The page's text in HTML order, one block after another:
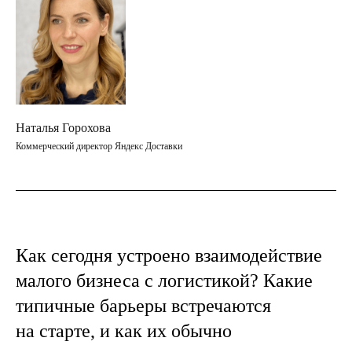
Наталья Горохова
Коммерческий директор Яндекс Доставки
Как сегодня устроено взаимодействие
малого бизнеса с логистикой? Какие
типичные барьеры встречаются
на старте, и как их обычно